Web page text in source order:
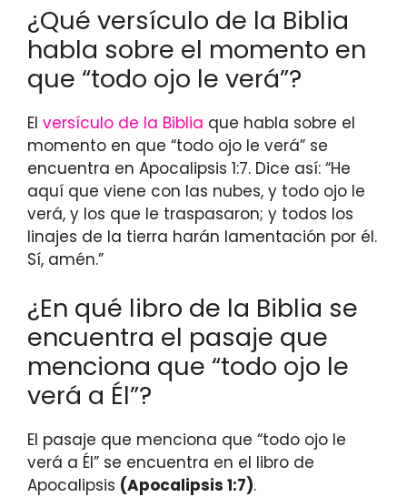
¿Qué versículo de la Biblia
habla sobre el momento en
que “todo ojo le verá”?
El versículo de la Biblia que habla sobre el
momento en que “todo ojo le verá” se
encuentra en Apocalipsis 1:7. Dice así: “He
aquí que viene con las nubes, y todo ojo le
verá, y los que le traspasaron; y todos los
linajes de la tierra harán lamentación por él.
Sí, amén.”
¿En qué libro de la Biblia se
encuentra el pasaje que
menciona que “todo ojo le
verá a Él”?
El pasaje que menciona que “todo ojo le
verá a Él” se encuentra en el libro de
Apocalipsis (Apocalipsis 1:7).